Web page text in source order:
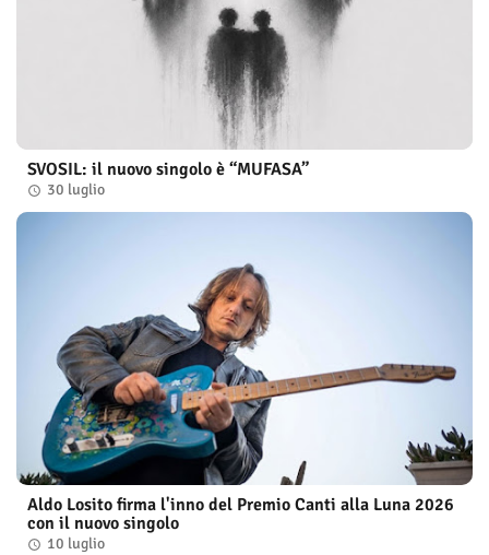
SVOSIL: il nuovo singolo è “MUFASA”
30 luglio
Aldo Losito firma l'inno del Premio Canti alla Luna 2026
con il nuovo singolo
10 luglio